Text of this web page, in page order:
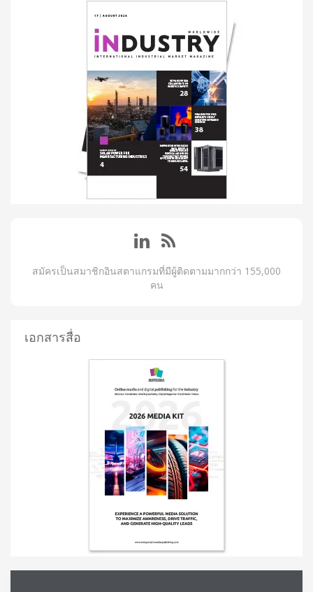
สมัครเป็นสมาชิกอินสตาแกรมที่มีผู้ติดตามมากกว่า 155,000
คน
เอกสารสื่อ